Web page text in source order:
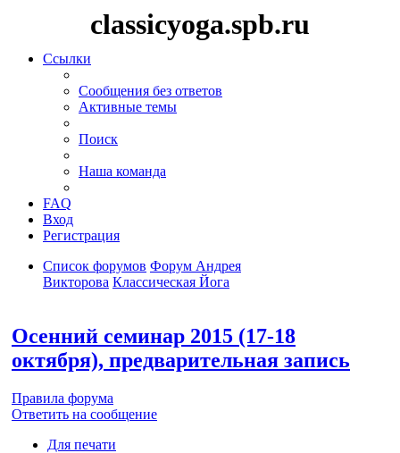
classicyoga.spb.ru
Ссылки
Сообщения без ответов
Активные темы
Поиск
Наша команда
FAQ
Вход
Регистрация
Список форумов Форум Андрея
Викторова Классическая Йога
Осенний семинар 2015 (17-18
октября), предварительная запись
Правила форума
Ответить на сообщение
Для печати